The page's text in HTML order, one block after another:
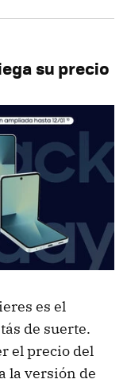
su precio
es el
de suerte.
el precio del
la versión de